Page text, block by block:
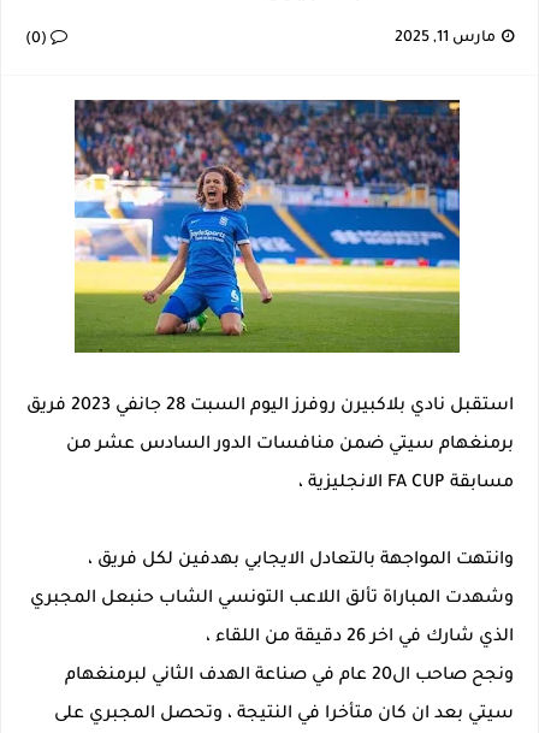
إصابة خطيرة لمحمد أمين بن عمر بعد اعتداء في سوسة والأمن يوقف أحد المعتدين
كأس إفريقيا U20: المغرب وتونس في مواجهة نارية لحسم التأهل.. توقيت المباراة والقناة الناقلة لها
الرابطة المحترفة الأولى: برنامج مباريات الجولة 29
مارس 11, 2025 (0)
استقبل نادي بلاكبيرن روفرز اليوم السبت 28 جانفي 2023 فريق
برمنغهام سيتي ضمن منافسات الدور السادس عشر من
مسابقة FA CUP الانجليزية ،
وانتهت المواجهة بالتعادل الايجابي بهدفين لكل فريق ،
وشهدت المباراة تألق اللاعب التونسي الشاب حنبعل المجبري
الذي شارك في اخر 26 دقيقة من اللقاء ،
ونجح صاحب ال20 عام في صناعة الهدف الثاني لبرمنغهام
سيتي بعد ان كان متأخرا في النتيجة ، وتحصل المجبري على